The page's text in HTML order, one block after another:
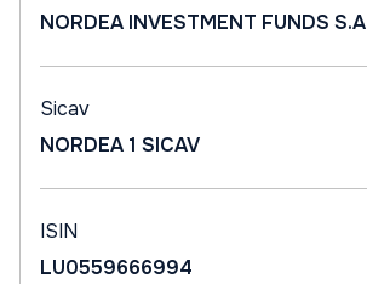
NORDEA INVESTMENT FUNDS S.A
Sicav
NORDEA 1 SICAV
ISIN
LU0559666994